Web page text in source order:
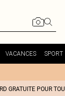
VACANCES SPORT
GRATUITE POUR